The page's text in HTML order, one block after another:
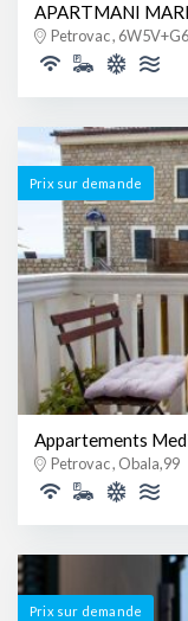
APARTMANI
Petrovac ,
Prix ​​sur demande
Appartements
Petrovac , Obala,99
Prix ​​sur demande